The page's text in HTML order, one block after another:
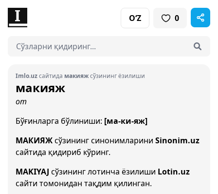
O‘Z 0
Imlo.uzсайтида макияжсўзининг ёзилиши
макияж
от
Бўғинларга бўлиниши: [ма-ки-яж]
МАКИЯЖсўзининг синонимларини Sinonim.uz
сайтида қидириб кўринг.
MAKIYAJ сўзининг лотинча ёзилиши Lotin.uz
сайти томонидан тақдим қилинган.